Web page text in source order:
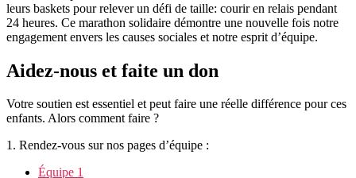
leurs baskets pour relever un défi de taille: courir en relais pendant
24 heures. Ce marathon solidaire démontre une nouvelle fois notre
engagement envers les causes sociales et notre esprit d’équipe.
Aidez-nous et faite un don
Votre soutien est essentiel et peut faire une réelle différence pour ces
enfants. Alors comment faire ?
1. Rendez-vous sur nos pages d’équipe :
Équipe 1